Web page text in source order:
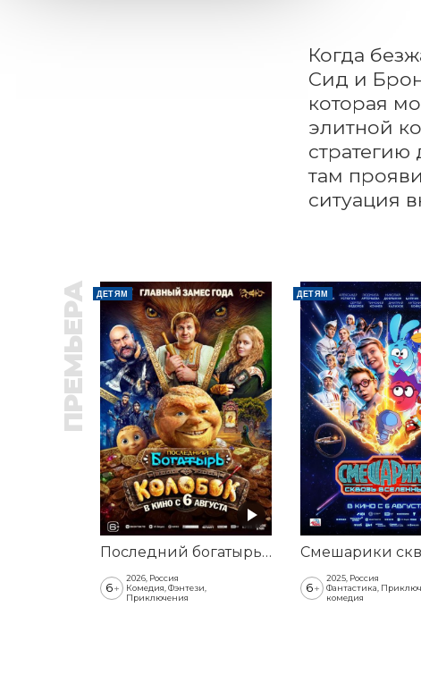
Когда
Сид и
которая
элитной
стратегию
там
ситуация
ПРЕМЬЕРА ДЕТЯМ
Последний богатырь. Колобок
6+
2026, Россия
Комедия, Фэнтези,
Приключения
ДЕТЯМ
6+
2025, Россия
Фантастика,
комедия